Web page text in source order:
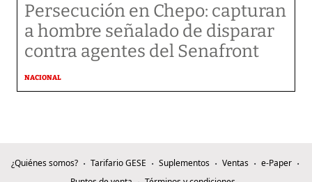
Persecución en Chepo: capturan
a hombre señalado de disparar
contra agentes del Senafront
NACIONAL
¿Quiénes somos? Tarifario GESE Suplementos Ventas
e-Paper